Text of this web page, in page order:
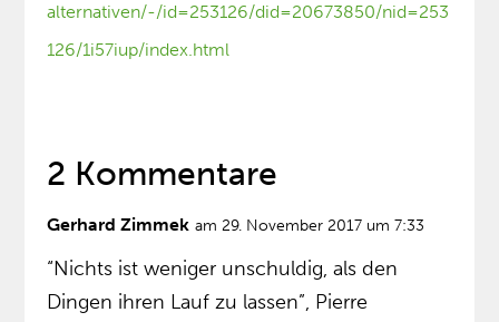
alternativen/-/id=253126/did=20673850/nid=253
126/1i57iup/index.html
2 Kommentare
Gerhard Zimmek am 29. November 2017 um 7:33
“Nichts ist weniger unschuldig, als den
Dingen ihren Lauf zu lassen”, Pierre